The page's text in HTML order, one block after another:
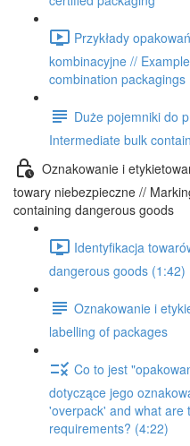
Przykłady
kombinacyjne //
combination packagings
Duże pojemniki do
Intermediate bulk
Oznakowanie i
towary niebezpieczne //
containing dangerous goods
Identyfikacja
dangerous goods (1:42)
Oznakowanie i
labelling of packages
Co to jest
dotyczące jego
'overpack' and what are
requirements? (4:22)